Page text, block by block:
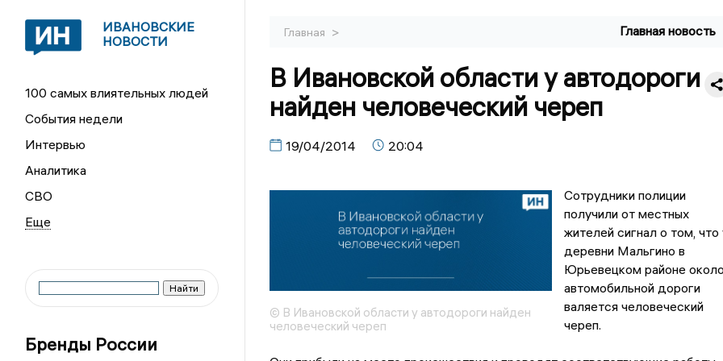
ИВАНОВСКИЕ
НОВОСТИ
100 самых влиятельных людей
События недели
Интервью
Аналитика
СВО
Бренды России
Главная > Главная новость
В Ивановской области у автодороги
найден человеческий череп
19/04/2014 20:04
© В Ивановской области у автодороги найден
человеческий череп
Сотрудники полиции
получили от местных
жителей сигнал о том, что
деревни Мальгино в
Юрьевецком районе
автомобильной дороги
валяется человеческий
череп.